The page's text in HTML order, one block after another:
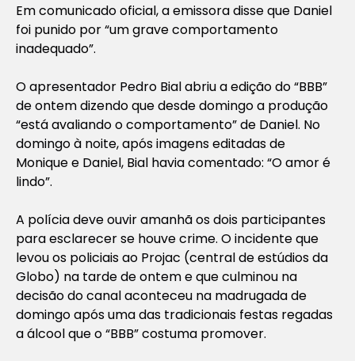
Em comunicado oficial, a emissora disse que Daniel
foi punido por “um grave comportamento
inadequado”.
O apresentador Pedro Bial abriu a edição do “BBB”
de ontem dizendo que desde domingo a produção
“está avaliando o comportamento” de Daniel. No
domingo à noite, após imagens editadas de
Monique e Daniel, Bial havia comentado: “O amor é
lindo”.
A polícia deve ouvir amanhã os dois participantes
para esclarecer se houve crime. O incidente que
levou os policiais ao Projac (central de estúdios da
Globo) na tarde de ontem e que culminou na
decisão do canal aconteceu na madrugada de
domingo após uma das tradicionais festas regadas
a álcool que o “BBB” costuma promover.